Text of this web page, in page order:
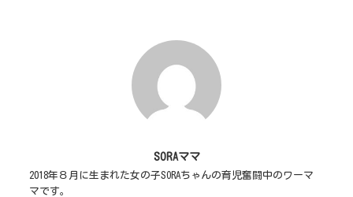
SORAママ
2018年８月に生まれた女の子SORAちゃんの育児奮闘中のワーマ
マです。